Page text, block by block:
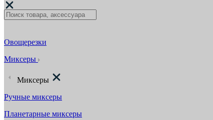
Овощерезки
Миксеры
Миксеры
Ручные миксеры
Планетарные миксеры